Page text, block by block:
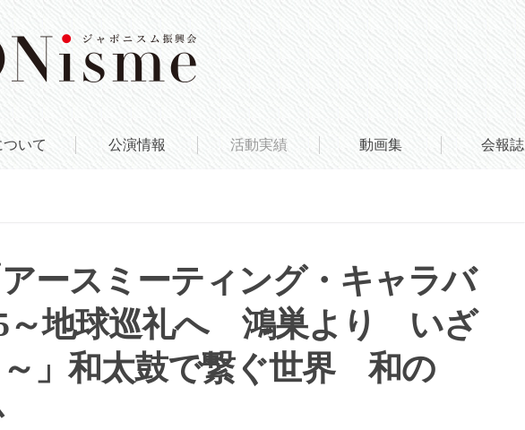
いて 公演情報 活動実績 動画集 会報誌
ースミーティング・キャラバ
～地球巡礼へ 鴻巣より いざ
」和太鼓で繋ぐ世界 和の